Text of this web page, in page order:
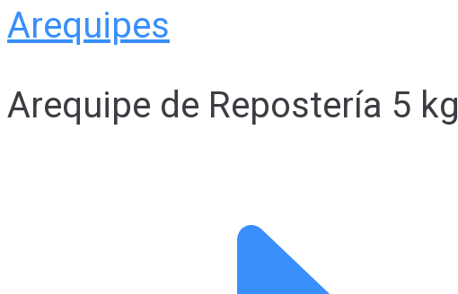
Arequipes
Arequipe de Repostería 5 kg